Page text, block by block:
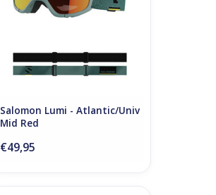
Salomon Lumi - Atlantic/Univ
Mid Red
€49,95